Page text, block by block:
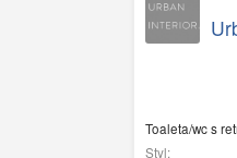
Toaleta/wc s
Styl: